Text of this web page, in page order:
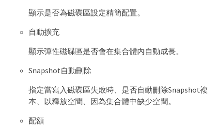
顯示是否為磁碟區設定精簡配置。
自動擴充
顯示彈性磁碟區是否會在集合體內自動成長。
Snapshot自動刪除
指定當寫入磁碟區失敗時、是否自動刪除Snapshot複
本、以釋放空間、因為集合體中缺少空間。
配額